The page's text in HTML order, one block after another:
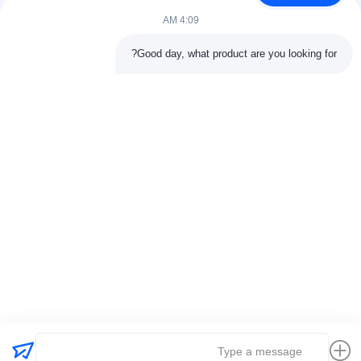
لوله، خطوط تولید و پروژه های...
خونه
محصولات
4:09 AM
Good day, what product are you looking for?